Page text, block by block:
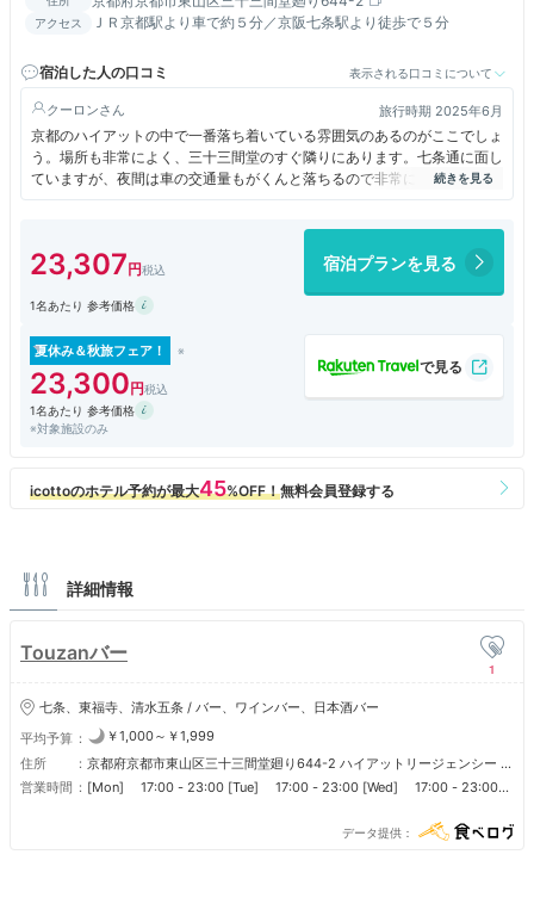
アクセス ＪＲ京都駅より車で約５分／京阪七条駅より徒歩で５分
宿泊した人の口コミ 表示される口コミについて
クーロン 旅行時期 2025年6月
京都のハイアットの中で一番落ち着いている雰囲気のあるのがここでしょ
う。場所も非常によく、三十三間堂のすぐ隣りにあります。七条通に面し
ていますが、夜間は車の交通量もがくんと落ちるので非常に静かです。深
夜やっているのはファミリーマートとマクドナルドくらいしかないので、
23,307 宿泊プランを見る
1名あたり 参考価格
夏休み＆秋旅フェア！
23,300
1名あたり 参考価格
※対象施設のみ
詳細情報
Touzanバー
1
七条、東福寺、清水五条 / バー、ワインバー、日本酒バー
平均予算
￥1,000～￥1,999
住所
京都府京都市東山区三十三間堂廻り644-2 ハイアットリージェンシー 京
都 B1F
営業時間
[Mon] 17:00 - 23:00 [Tue] 17:00 - 23:00 [Wed] 17:00 - 23:00
[Sun] 17:00 - 23:00 [Public Holiday] 17:00 - 23:00 ■定休日 なし
データ提供